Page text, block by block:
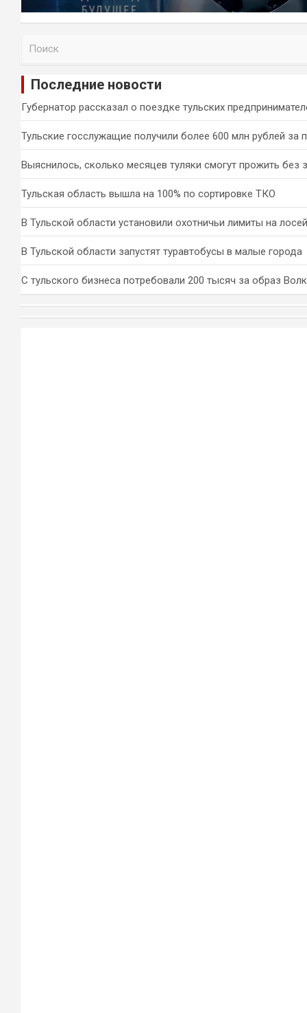
и
Последние новости
Губернатор рассказал о поездке тульских
Тульские госслужащие получили более 600 млн рублей за
Выяснилось, сколько месяцев туляки смогут прожить без
Тульская область вышла на 100% по сортировке ТКО
В Тульской области установили охотничьи лимиты на
В Тульской области запустят туравтобусы в малые города
С тульского бизнеса потребовали 200 тысяч за образ